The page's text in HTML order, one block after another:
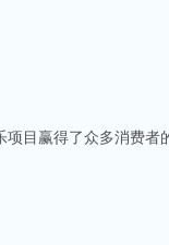
目赢得了众多消费